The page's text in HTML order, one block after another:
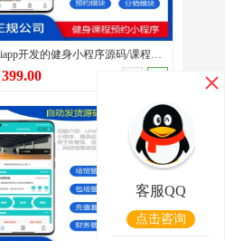
uniapp开发的健身小程序源码/课程预约/多门店管理/私教预约/私教培训管理系统源码
399.00
客服QQ
点击咨询